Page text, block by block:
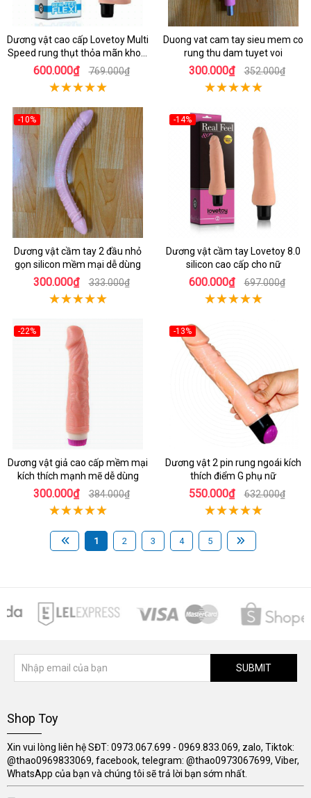
Dương vật cao cấp Lovetoy Multi
Speed rung thụt thỏa mãn khoái
cảm
600.000₫ 769.000₫
Duong vat cam tay sieu mem co
rung thu dam tuyet voi
300.000₫ 352.000₫
-10%
Dương vật cầm tay 2 đầu nhỏ
gọn silicon mềm mại dễ dùng
300.000₫ 333.000₫
-14%
Dương vật cầm tay Lovetoy 8.0
silicon cao cấp cho nữ
600.000₫ 697.000₫
-22%
Dương vật giả cao cấp mềm mại
kích thích mạnh mẽ dễ dùng
300.000₫ 384.000₫
-13%
Dương vật 2 pin rung ngoái kích
thích điểm G phụ nữ
550.000₫ 632.000₫
1 2 3 4 5
SUBMIT
Shop Toy
Xin vui lòng liên hệ SĐT: 0973.067.699 - 0969.833.069, zalo, Tiktok:
@thao0969833069, facebook, telegram: @thao0973067699, Viber,
WhatsApp của bạn và chúng tôi sẽ trả lời bạn sớm nhất.